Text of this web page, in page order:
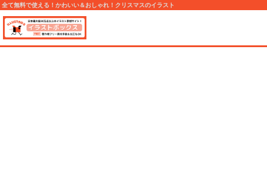
全て無料で使える！かわいい＆おしゃれ！クリスマスのイラスト